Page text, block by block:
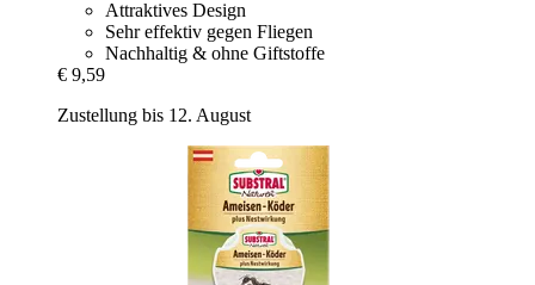
Attraktives Design
Sehr effektiv gegen Fliegen
Nachhaltig & ohne Giftstoffe
€ 9,59
Zustellung bis 12. August